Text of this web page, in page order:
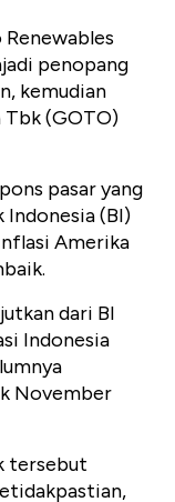
Renewables
penopang
kemudian
Tbk (GOTO)
pasar yang
Indonesia (BI)
Amerika
dari BI
Indonesia
November
tersebut